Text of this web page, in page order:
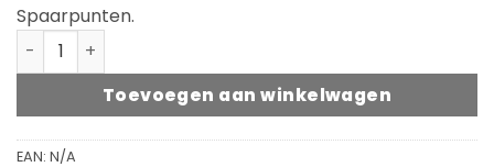
Spaarpunten.
ROYL Rolbare Hardwaxolie #4800 Mat aantal
Toevoegen aan winkelwagen
EAN: N/A